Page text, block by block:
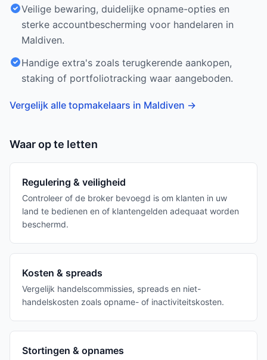
Veilige bewaring, duidelijke opname-opties en
sterke accountbescherming voor handelaren in
Maldiven.
Handige extra's zoals terugkerende aankopen,
staking of portfoliotracking waar aangeboden.
Vergelijk alle topmakelaars in Maldiven →
Waar op te letten
Regulering & veiligheid
Controleer of de broker bevoegd is om klanten in uw
land te bedienen en of klantengelden adequaat worden
beschermd.
Kosten & spreads
Vergelijk handelscommissies, spreads en niet-
handelskosten zoals opname- of inactiviteitskosten.
Stortingen & opnames